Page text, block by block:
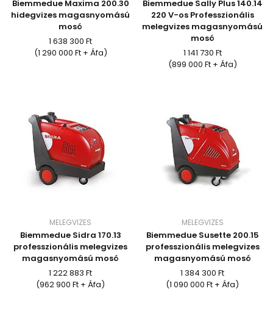
Biemmedue Maxima 200.30
hidegvizes magasnyomású
mosó
1 638 300 Ft
(1 290 000 Ft + Áfa)
Biemmedue Sally Plus 140.14
220 V-os Professzionális
melegvizes magasnyomású
mosó
1 141 730 Ft
(899 000 Ft + Áfa)
MELEGVIZES
Biemmedue Sidra 170.13
professzionális melegvizes
magasnyomású mosó
1 222 883 Ft
(962 900 Ft + Áfa)
MELEGVIZES
Biemmedue Susette 200.15
professzionális melegvizes
magasnyomású mosó
1 384 300 Ft
(1 090 000 Ft + Áfa)